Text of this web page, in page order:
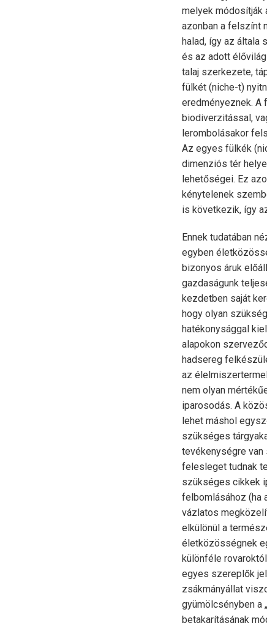
melyek módosítják
azonban a felszínt
halad, így az általa
és az adott
talaj szerkezete,
fülkét (niche-t)
eredményeznek. A
biodiverzitással,
lerombolásakor
Az egyes fülkék
dimenziós tér
lehetőségei. Ez
kénytelenek
is következik, így
Ennek tudatában
egyben
bizonyos áruk
gazdaságunk
kezdetben saját
hogy olyan
hatékonysággal
alapokon
hadsereg
az
nem olyan
iparosodás. A
lehet máshol
szükséges
tevékenységre
felesleget tudnak
szükséges cikkek
felbomlásához (ha
vázlatos
elkülönül a
életközösségnek
különféle
egyes szereplők
zsákmányállat
gyümölcsényben a
betakarításának